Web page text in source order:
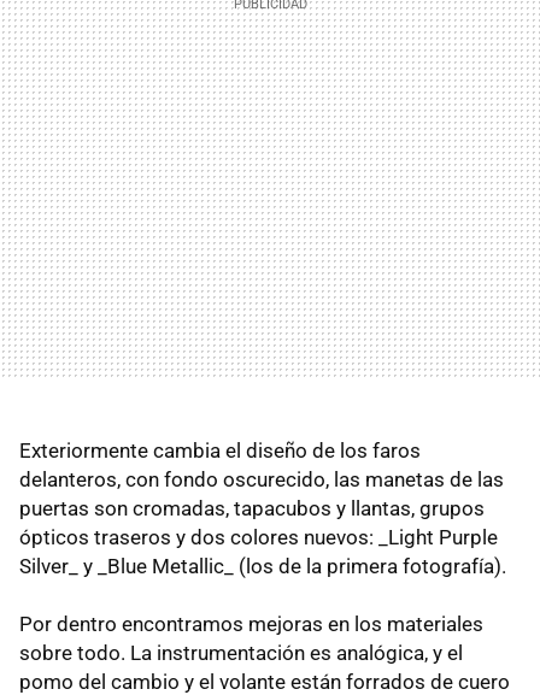
Exteriormente cambia el diseño de los faros
delanteros, con fondo oscurecido, las manetas de las
puertas son cromadas, tapacubos y llantas, grupos
ópticos traseros y dos colores nuevos: _Light Purple
Silver_ y _Blue Metallic_ (los de la primera fotografía).
Por dentro encontramos mejoras en los materiales
sobre todo. La instrumentación es analógica, y el
pomo del cambio y el volante están forrados de cuero